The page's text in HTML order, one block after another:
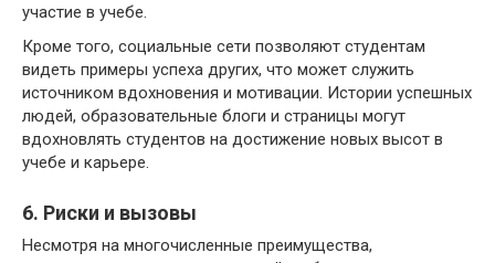
участие в учебе.
Кроме того, социальные сети позволяют студентам
видеть примеры успеха других, что может служить
источником вдохновения и мотивации. Истории успешных
людей, образовательные блоги и страницы могут
вдохновлять студентов на достижение новых высот в
учебе и карьере.
6. Риски и вызовы
Несмотря на многочисленные преимущества,